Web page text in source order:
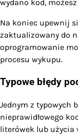
wydano kod,
Na koniec upewnij
zaktualizowany do
oprogramowanie
procesu wykupu.
Typowe błędy
Jednym z typowych
nieprawidłowego
literówek lub użycia